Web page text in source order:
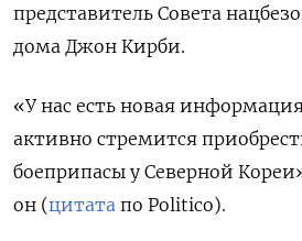
представитель Совета
дома Джон Кирби.
«У нас есть новая
активно стремится
боеприпасы у Северной
он (цитата по Politico).